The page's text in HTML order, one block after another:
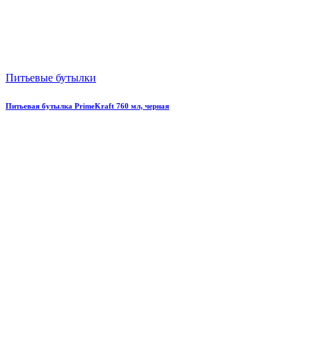
Питьевые бутылки
Питьевая бутылка PrimeKraft 760 мл, черная